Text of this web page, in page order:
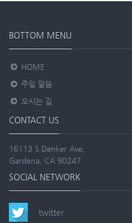
BOTTOM MENU
HOME
주일 말씀
오시는 길
CONTACT US
16113 S.Denker Ave,
Gardena, CA 90247
SOCIAL NETWORK
twitter